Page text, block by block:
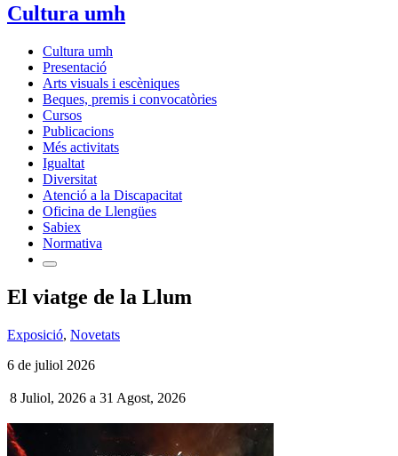
Cultura umh
Cultura umh
Presentació
Arts visuals i escèniques
Beques, premis i convocatòries
Cursos
Publicacions
Més activitats
Igualtat
Diversitat
Atenció a la Discapacitat
Oficina de Llengües
Sabiex
Normativa
El viatge de la Llum
Exposició, Novetats
6 de juliol 2026
8 Juliol, 2026 a 31 Agost, 2026